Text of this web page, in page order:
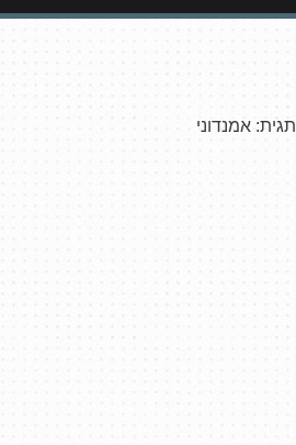
תגית:אמנדוני